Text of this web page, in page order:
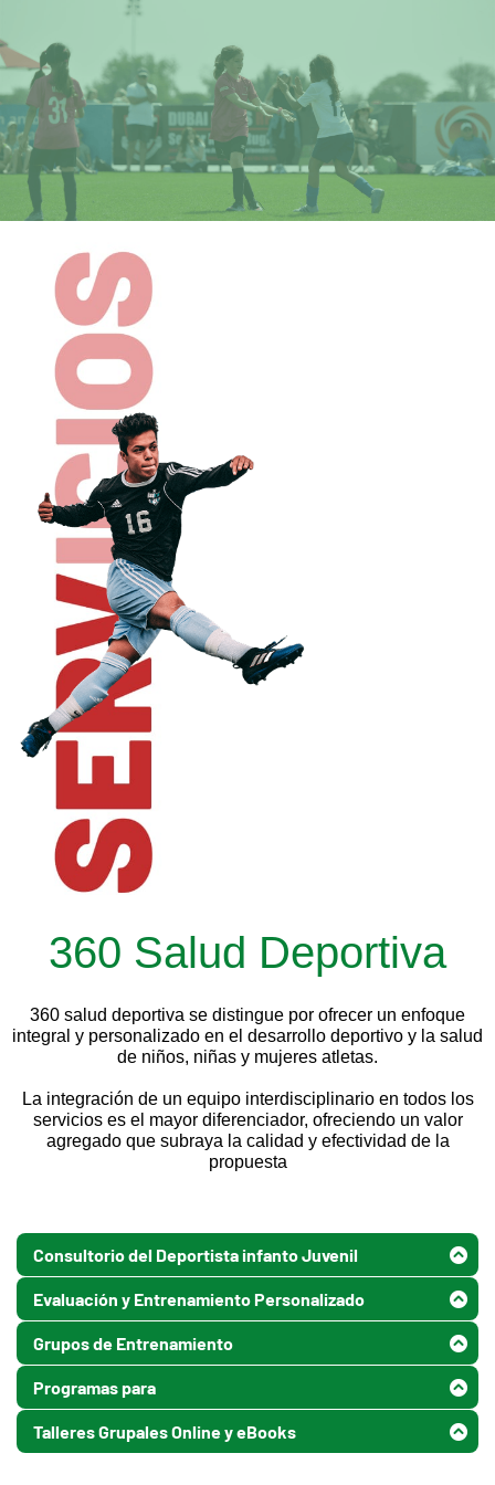
360 Salud Deportiva
360 salud deportiva se distingue por ofrecer un enfoque
integral y personalizado en el desarrollo deportivo y la salud
de niños, niñas y mujeres atletas.
La integración de un equipo interdisciplinario en todos los
servicios es el mayor diferenciador, ofreciendo un valor
agregado que subraya la calidad y efectividad de la
propuesta
Consultorio del Deportista infanto Juvenil
A cargo de Medica Pediatra Deportologa .Te
ofrecemos una consulta individualizada por
Medica Pediatra con experiencia en deportista
amateurs y Profesionales . Prescripción del
ejercicio en niños sin y con patologia .
Evaluaciones , consulta diagnostica y
Evaluación y Entrenamiento Personalizado
Dirigido a niños y adolescentes mayores de 12
años, este servicio no solo se enfoca en el
desarrollo de habilidades deportivas
específicas, sino que también integra la
perspectiva del equipo interdisciplinario,
Grupos de Entrenamiento
Sesiones diseñadas para pequeños grupos,
enfocadas en fortalecer capacidades básicas
como la coordinación, el equilibrio y la agilidad.
Programas para
Especialmente desarrollados para niñas y
adolescentes , estos grupos consideran las
Talleres Grupales Online y eBooks